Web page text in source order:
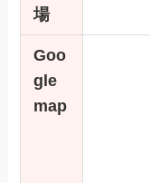
場
Goo
gle
map